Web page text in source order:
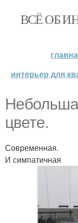
ВСЁ ОБ
интерьер для
цвете.
Современная.
И симпатичная